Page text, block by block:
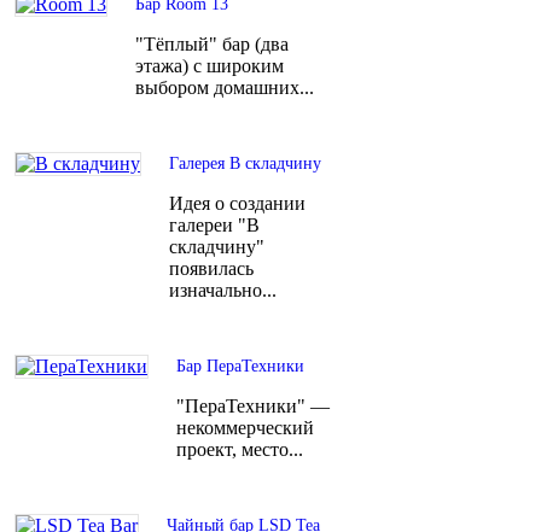
Бар Room 13
"Тёплый" бар (два
этажа) с широким
выбором домашних...
Галерея В складчину
Идея о создании
галереи "В
складчину"
появилась
изначально...
Бар ПераТехники
"ПераТехники" —
некоммерческий
проект, место...
Чайный бар LSD Tea